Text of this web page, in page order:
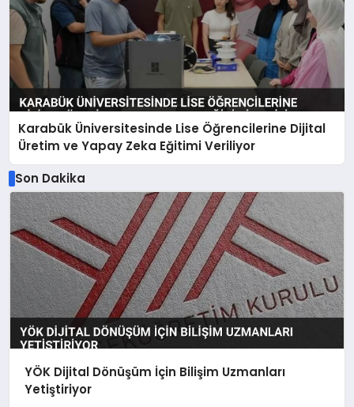
Karabük Üniversitesinde Lise Öğrencilerine Dijital
Üretim ve Yapay Zeka Eğitimi Veriliyor
Son Dakika
YÖK Dijital Dönüşüm İçin Bilişim Uzmanları
Yetiştiriyor